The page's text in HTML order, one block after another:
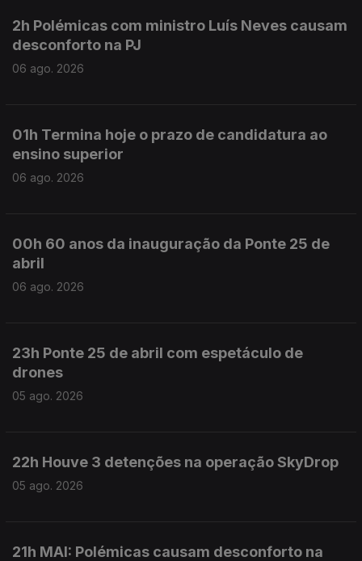
2h Polémicas com ministro Luís Neves causam
desconforto na PJ
06 ago. 2026
01h Termina hoje o prazo de candidatura ao
ensino superior
06 ago. 2026
00h 60 anos da inauguração da Ponte 25 de
abril
06 ago. 2026
23h Ponte 25 de abril com espetáculo de
drones
05 ago. 2026
22h Houve 3 detenções na operação SkyDrop
05 ago. 2026
21h MAI: Polémicas causam desconforto na